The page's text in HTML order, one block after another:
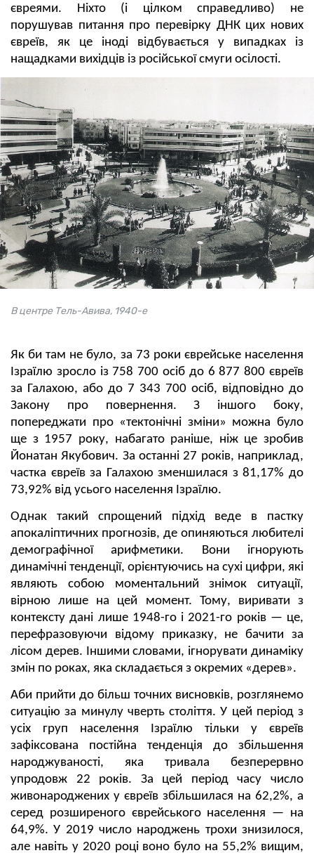
євреями. Ніхто (і цілком справедливо) не
порушував питання про перевірку ДНК цих нових
євреїв, як це іноді відбувається у випадках із
нащадками вихідців із російської смуги осілості.
В центре Тель-Авива, 1940-е
Як би там не було, за 73 роки єврейське населення
Ізраїлю зросло із 758 700 осіб до 6 877 800 євреїв
за Галахою, або до 7 343 700 осіб, відповідно до
Закону про повернення. З іншого боку,
попереджати про «тектонічні зміни» можна було
ще з 1957 року, набагато раніше, ніж це зробив
Йонатан Якубович. За останні 27 років, наприклад,
частка євреїв за Галахою зменшилася з 81,17% до
73,92% від усього населення Ізраїлю.
Однак такий спрощений підхід веде в пастку
апокаліптичних прогнозів, де опиняються любителі
демографічної арифметики. Вони ігнорують
динамічні тенденції, орієнтуючись на сухі цифри, які
являють собою моментальний знімок ситуації,
вірною лише на цей момент. Тому, виривати з
контексту дані лише 1948-го і 2021-го років — це,
перефразовуючи відому приказку, не бачити за
лісом дерев. Іншими словами, ігнорувати динаміку
змін по роках, яка складається з окремих «дерев».
Аби прийти до більш точних висновків, розглянемо
ситуацію за минулу чверть століття. У цей період з
усіх груп населення Ізраїлю тільки у євреїв
зафіксована постійна тенденція до збільшення
народжуваності, яка тривала безперервно
упродовж 22 років. За цей період часу число
живонароджених у євреїв збільшилася на 62,2%, а
серед розширеного єврейського населення — на
64,9%. У 2019 число народжень трохи знизилося,
але навіть у 2020 році воно було на 55,2% вищим,